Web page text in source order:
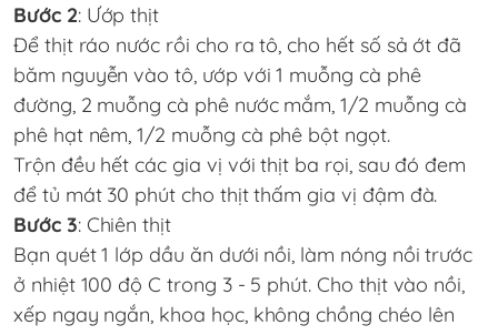
Bước 2: Ướp thịt
Để thịt ráo nước rồi cho ra tô, cho hết số sả ớt đã
băm nguyễn vào tô, ướp với 1 muỗng cà phê
đường, 2 muỗng cà phê nước mắm, 1/2 muỗng cà
phê hạt nêm, 1/2 muỗng cà phê bột ngọt.
Trộn đều hết các gia vị với thịt ba rọi, sau đó đem
để tủ mát 30 phút cho thịt thấm gia vị đậm đà.
Bước 3: Chiên thịt
Bạn quét 1 lớp dầu ăn dưới nồi, làm nóng nồi trước
ở nhiệt 100 độ C trong 3 - 5 phút. Cho thịt vào nồi,
xếp ngay ngắn, khoa học, không chồng chéo lên